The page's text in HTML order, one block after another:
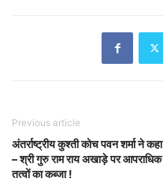
Previous article
अंतर्राष्ट्रीय कुश्ती कोच पवन शर्मा ने कहा
– श्री गुरु राम राय अखाड़े पर आपराधिक
तत्वों का कब्जा !